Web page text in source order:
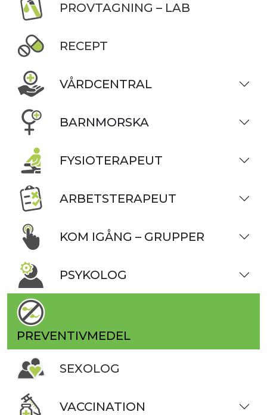
PROVTAGNING – LAB
RECEPT
VÅRDCENTRAL
BARNMORSKA
FYSIOTERAPEUT
ARBETSTERAPEUT
KOM IGÅNG – GRUPPER
PSYKOLOG
PREVENTIVMEDEL
SEXOLOG
VACCINATION